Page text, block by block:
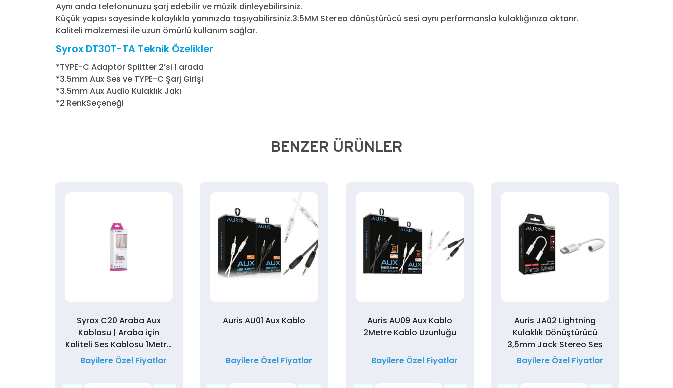
Aynı anda telefonunuzu şarj edebilir ve müzik dinleyebilirsiniz.
Küçük yapısı sayesinde kolaylıkla yanınızda taşıyabilirsiniz.3.5MM Stereo dönüştürücü sesi aynı performansla kulaklığınıza aktarır.
Kaliteli malzemesi ile uzun ömürlü kullanım sağlar.
Syrox DT30T-TA Teknik Özelikler
*TYPE-C Adaptör Splitter 2’si 1 arada
*3.5mm Aux Ses ve TYPE-C Şarj Girişi
*3.5mm Aux Audio Kulaklık Jakı
*2 RenkSeçeneği
BENZER ÜRÜNLER
Syrox C20 Araba Aux
Kablosu | Araba için
Kaliteli Ses Kablosu 1Metre
3,5mm Jack
Bayilere Özel Fiyatlar
Auris AU01 Aux Kablo
Bayilere Özel Fiyatlar
Auris AU09 Aux Kablo
2Metre Kablo Uzunluğu
Bayilere Özel Fiyatlar
Auris JA02 Lightning
Kulaklık Dönüştürücü
3,5mm Jack Stereo Ses
Bayilere Özel Fiyatlar